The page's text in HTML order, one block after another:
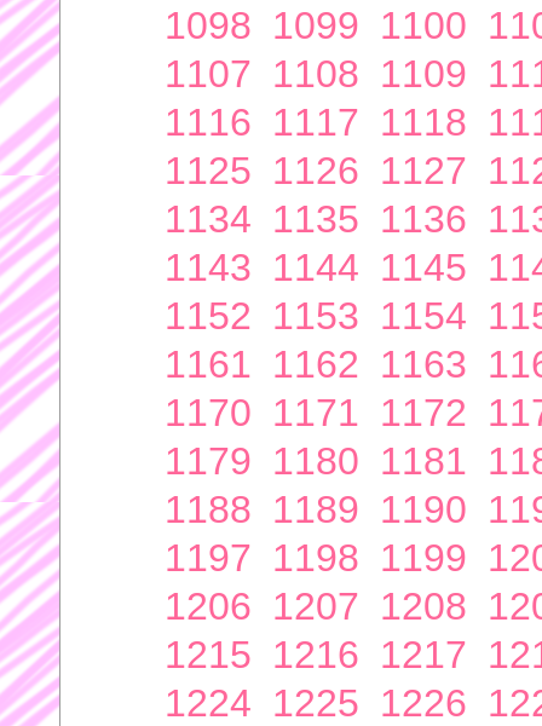
1098 1099 1100
1107 1108 1109
1116 1117 1118
1125 1126 1127
1134 1135 1136
1143 1144 1145
1152 1153 1154
1161 1162 1163
1170 1171 1172
1179 1180 1181
1188 1189 1190
1197 1198 1199
1206 1207 1208
1215 1216 1217
1224 1225 1226